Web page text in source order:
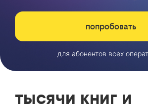
попробовать
для абонентов всех
тысячи книг и